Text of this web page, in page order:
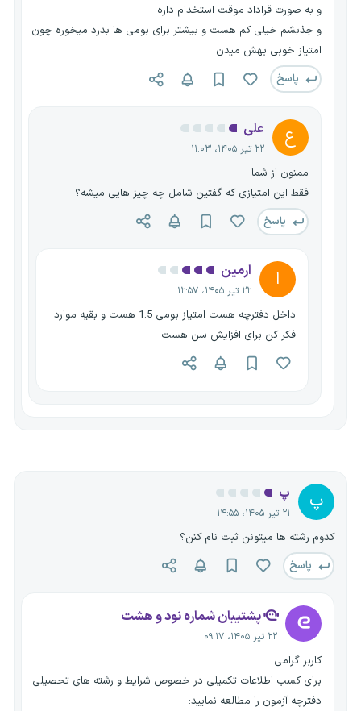
و به صورت قراداد موقت استخدام داره
و جذبشم خیلی کم هست و بیشتر برای بومی ها بدرد میخوره چون
امتیاز خوبی بهش میدن
پاسخ
ع علی
۲۲ تیر ۱۴۰۵، ۱۱:۰۳
ممنون از شما
فقط این امتیازی که گفتین شامل چه چیز هایی میشه؟
پاسخ
ا ارمین
۲۲ تیر ۱۴۰۵، ۱۲:۵۷
داخل دفترچه هست امتیاز بومی 1.5 هست و بقیه موارد
فکر کن برای افزایش سن هست
پ پ
۲۱ تیر ۱۴۰۵، ۱۴:۵۵
کدوم رشته ها میتونن ثبت نام کنن؟
پاسخ
پشتیبان شماره نود و هشت
۲۲ تیر ۱۴۰۵، ۰۹:۱۷
کاربر گرامی
برای کسب اطلاعات تکمیلی در خصوص شرایط و رشته های تحصیلی
دفترچه آزمون را مطالعه نمایید: